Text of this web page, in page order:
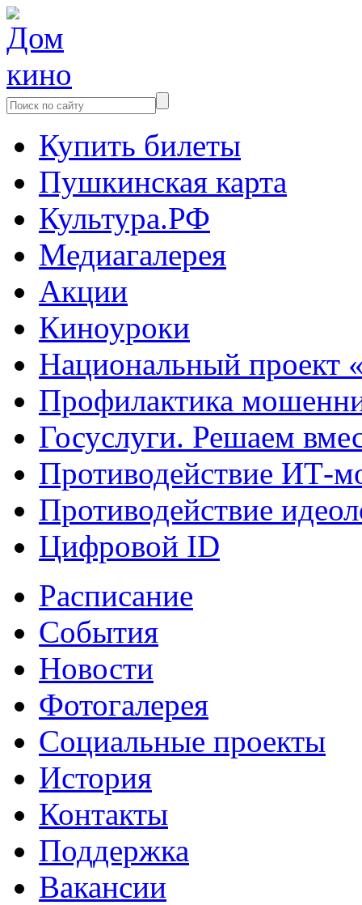
Купить билеты
Пушкинская карта
Культура.РФ
Медиагалерея
Акции
Киноуроки
Национальный проект
Профилактика
Госуслуги. Решаем
Противодействие ИТ-
Противодействие
Цифровой ID
Расписание
События
Новости
Фотогалерея
Социальные проекты
История
Контакты
Поддержка
Вакансии